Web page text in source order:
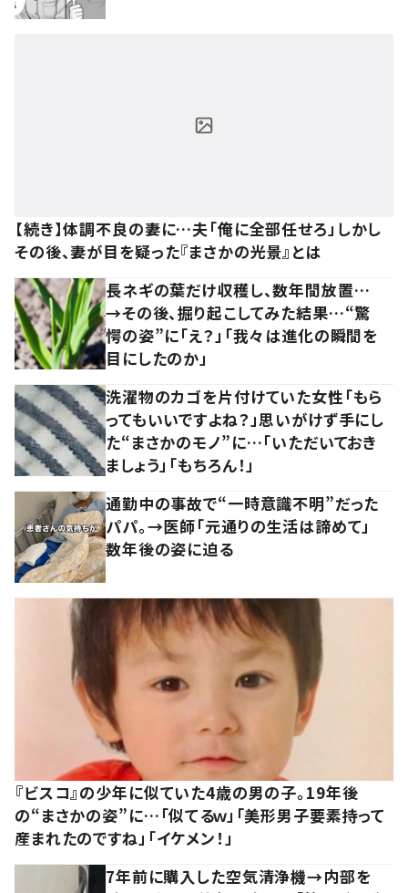
【続き】体調不良の妻に…夫「俺に全部任せろ」しかし
その後、妻が目を疑った『まさかの光景』とは
長ネギの葉だけ収穫し、数年間放置…
→その後、掘り起こしてみた結果…“驚
愕の姿”に「え？」「我々は進化の瞬間を
目にしたのか」
洗濯物のカゴを片付けていた女性「もら
ってもいいですよね？」思いがけず手にし
た“まさかのモノ”に…「いただいておき
ましょう」「もちろん！」
通勤中の事故で“一時意識不明”だった
パパ。→医師「元通りの生活は諦めて」
数年後の姿に迫る
『ビスコ』の少年に似ていた4歳の男の子。19年後
の“まさかの姿”に…「似てるｗ」「美形男子要素持って
産まれたのですね」「イケメン！」
7年前に購入した空気清浄機→内部を